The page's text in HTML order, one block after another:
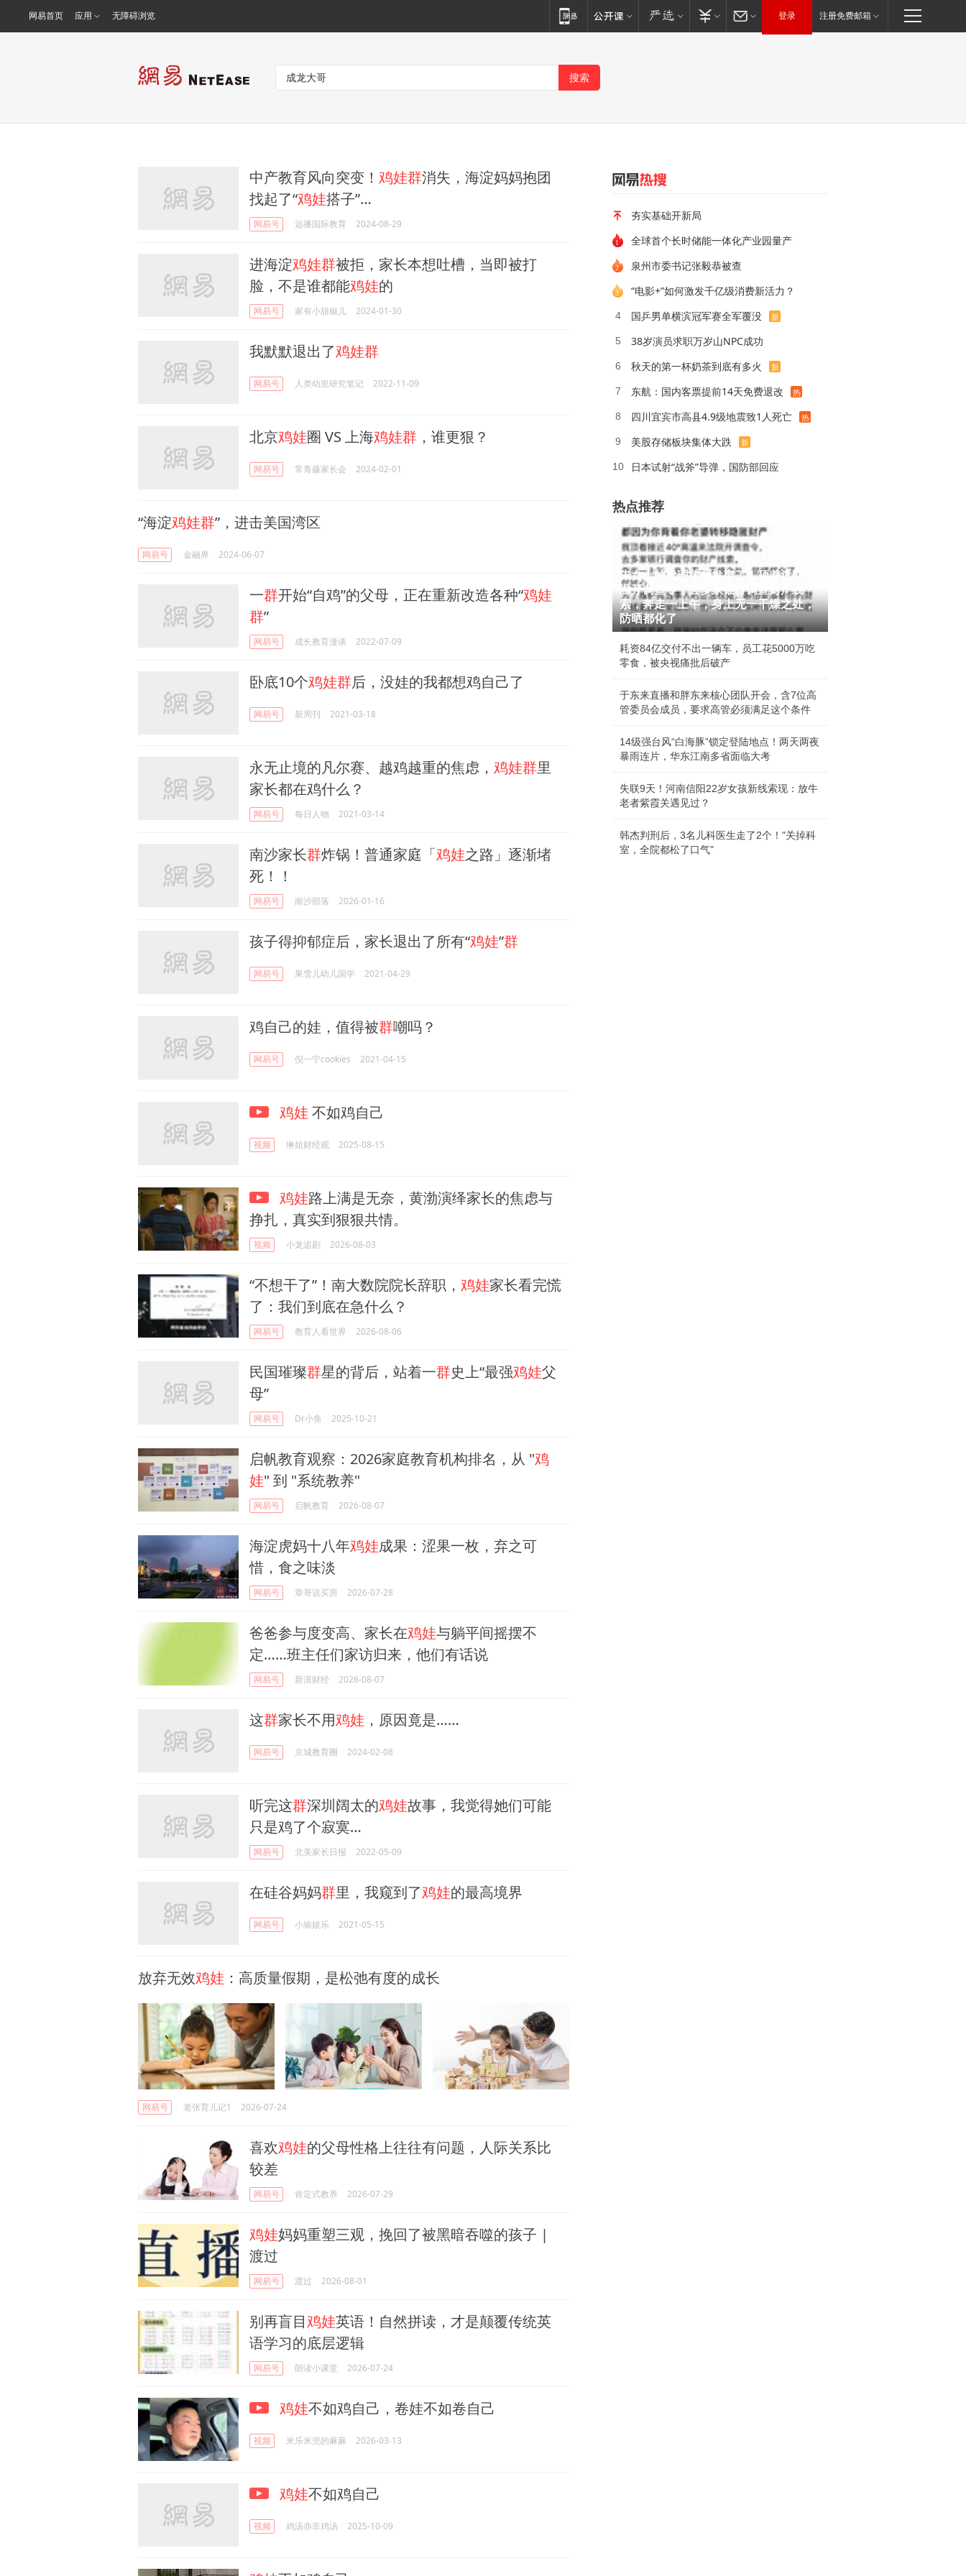
网易首页 应用 无障碍浏览 登录 注册免费邮箱
中产教育风向突变！ 鸡娃群消失，海淀妈妈抱团
找起了“鸡娃搭子”…
网易号 远播国际教育 2024-08-29
进海淀鸡娃群被拒，家长本想吐槽，当即被打
脸，不是谁都能鸡娃的
网易号 家有小甜椒儿 2024-01-30
我默默退出了鸡娃群
网易号 人类幼崽研究笔记 2022-11-09
北京鸡娃圈 VS 上海鸡娃群 ，谁更狠？
网易号 常青藤家长会 2024-02-01
“海淀鸡娃群”，进击美国湾区
网易号 金融界 2024-06-07
一群开始“自鸡”的父母，正在重新改造各种“鸡娃
群”
网易号 成长教育漫谈 2022-07-09
卧底10个鸡娃群后，没娃的我都想鸡自己了
网易号 新周刊 2021-03-18
永无止境的凡尔赛、越鸡越重的焦虑， 鸡娃群里
家长都在鸡什么？
网易号 每日人物 2021-03-14
南沙家长群炸锅！普通家庭「鸡娃之路」逐渐堵
死！！
网易号 南沙部落 2026-01-16
孩子得抑郁症后，家长退出了所有“鸡娃”群
网易号 果雪儿幼儿国学 2021-04-29
鸡自己的娃，值得被群嘲吗？
网易号 倪一宁cookies 2021-04-15
鸡娃 不如鸡自己
视频 琳姐财经观 2025-08-15
鸡娃路上满是无奈，黄渤演绎家长的焦虑与
挣扎，真实到狠狠共情。
视频 小龙追剧 2026-08-03
‌“不想干了”！南大数院院长辞职， 鸡娃家长看完慌
了：我们到底在急什么？
网易号 教育人看世界 2026-08-06
民国璀璨群星的背后，站着一群史上“最强鸡娃父
母”
网易号 Dr小鱼 2025-10-21
启帆教育观察：2026家庭教育机构排名，从 "鸡
娃" 到 "系统教养"
网易号 启帆教育 2026-08-07
海淀虎妈十八年鸡娃成果：涩果一枚，弃之可
惜，食之味淡
网易号 章哥说买房 2026-07-28
爸爸参与度变高、家长在鸡娃与躺平间摇摆不
定……班主任们家访归来，他们有话说
网易号 新浪财经 2026-08-07
这群家长不用鸡娃 ，原因竟是……
网易号 京城教育圈 2024-02-08
听完这群深圳阔太的鸡娃故事，我觉得她们可能
只是鸡了个寂寞…
网易号 北美家长日报 2022-05-09
在硅谷妈妈群里，我窥到了鸡娃的最高境界
网易号 小瑜娱乐 2021-05-15
放弃无效鸡娃 ：高质量假期，是松弛有度的成长
网易号 老张育儿记1 2026-07-24
喜欢鸡娃的父母性格上往往有问题，人际关系比
较差
网易号 肯定式教养 2026-07-29
鸡娃妈妈重塑三观，挽回了被黑暗吞噬的孩子 |
渡过
网易号 渡过 2026-08-01
别再盲目鸡娃英语！自然拼读，才是颠覆传统英
语学习的底层逻辑
网易号 朗读小课堂 2026-07-24
鸡娃不如鸡自己，卷娃不如卷自己
视频 米乐米兜的麻麻 2026-03-13
鸡娃不如鸡自己
视频 鸡汤亦非鸡汤 2025-10-09
夯实基础开新局
全球首个长时储能一体化产业园量产
2
泉州市委书记张毅恭被查
3
“电影+”如何激发千亿级消费新活力？
4 国乒男单横滨冠军赛全军覆没 新
5 38岁演员求职万岁山NPC成功
6 秋天的第一杯奶茶到底有多火 新
7 东航：国内客票提前14天免费退改 热
8 四川宜宾市高县4.9级地震致1人死亡 热
9 美股存储板块集体大跌 新
10 日本试射“战斧”导弹，国防部回应
热点推荐
朱女士的代理律师发声了！顶着近40°高
温开调查令，去多家银行调查财产线
索，奔走一上午，身上无一干燥之处，
防晒都化了
耗资84亿交付不出一辆车，员工花5000万吃
零食，被央视痛批后破产
于东来直播和胖东来核心团队开会，含7位高
管委员会成员，要求高管必须满足这个条件
14级强台风“白海豚”锁定登陆地点！两天两夜
暴雨连片，华东江南多省面临大考
失联9天！河南信阳22岁女孩新线索现：放牛
老者紫霞关遇见过？
韩杰判刑后，3名儿科医生走了2个！"关掉科
室，全院都松了口气"